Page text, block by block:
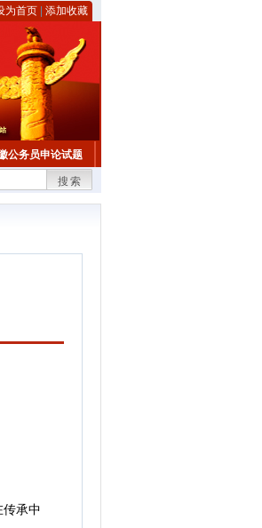
为首页 添加收藏
公务员申论试题
搜索
承中